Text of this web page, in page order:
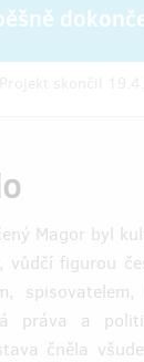
Magor byl
vůdčí figurou
práva a
čněla